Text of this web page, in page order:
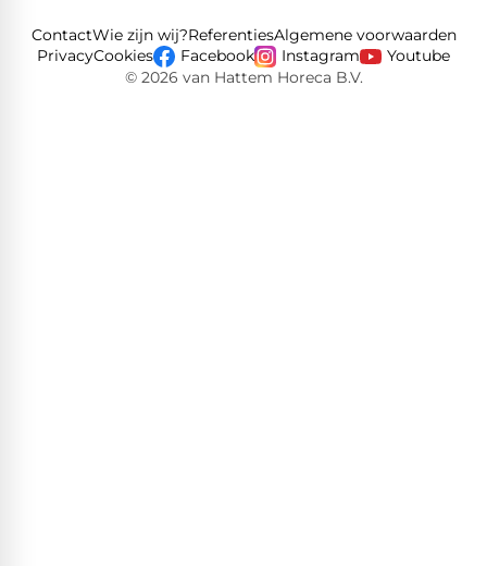
ContactWie zijn wij?ReferentiesAlgemene voorwaarden
PrivacyCookies Facebook Instagram
Youtube
© 2026 van Hattem Horeca B.V.